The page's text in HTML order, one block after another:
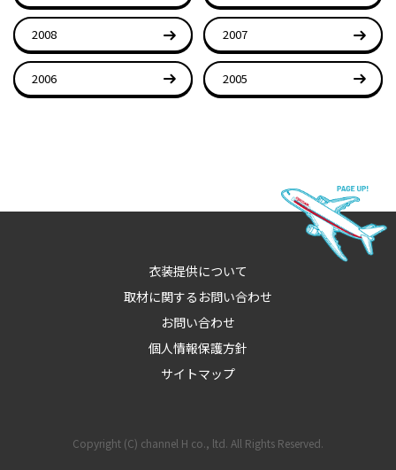
2008 2007
2006 2005
衣装提供について
取材に関するお問い合わせ
お問い合わせ
個人情報保護方針
サイトマップ
Copyright (C) channel H co., ltd. All Rights Reserved.